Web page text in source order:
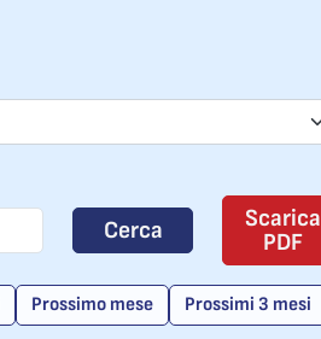
Cerca
Scarica
PDF
Prossimo mese Prossimi 3 mesi